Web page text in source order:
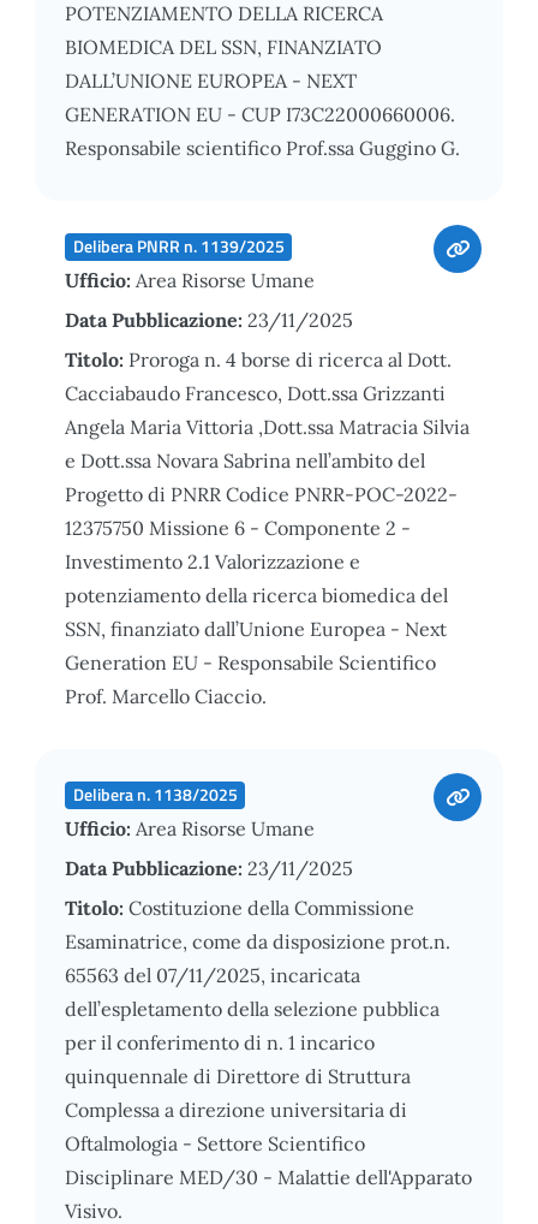
POTENZIAMENTO DELLA RICERCA
BIOMEDICA DEL SSN, FINANZIATO
DALL’UNIONE EUROPEA - NEXT
GENERATION EU - CUP I73C22000660006.
Responsabile scientifico Prof.ssa Guggino G.
Delibera PNRR n. 1139/2025
Ufficio: Area Risorse Umane
Data Pubblicazione: 23/11/2025
Titolo: Proroga n. 4 borse di ricerca al Dott.
Cacciabaudo Francesco, Dott.ssa Grizzanti
Angela Maria Vittoria ,Dott.ssa Matracia Silvia
e Dott.ssa Novara Sabrina nell’ambito del
Progetto di PNRR Codice PNRR-POC-2022-
12375750 Missione 6 - Componente 2 -
Investimento 2.1 Valorizzazione e
potenziamento della ricerca biomedica del
SSN, finanziato dall’Unione Europea - Next
Generation EU - Responsabile Scientifico
Prof. Marcello Ciaccio.
Delibera n. 1138/2025
Ufficio: Area Risorse Umane
Data Pubblicazione: 23/11/2025
Titolo: Costituzione della Commissione
Esaminatrice, come da disposizione prot.n.
65563 del 07/11/2025, incaricata
dell’espletamento della selezione pubblica
per il conferimento di n. 1 incarico
quinquennale di Direttore di Struttura
Complessa a direzione universitaria di
Oftalmologia - Settore Scientifico
Disciplinare MED/30 - Malattie dell'Apparato
Visivo.